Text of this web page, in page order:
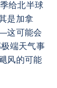
给北半球
是加拿
这可能会
端天气事
风的可能